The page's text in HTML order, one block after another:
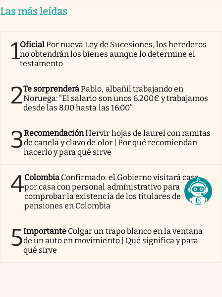
Las más leídas
1OficialPor nueva Ley de Sucesiones, los herederos
no obtendrán los bienes aunque lo determine el
testamento
2Te sorprenderáPablo, albañil trabajando en
Noruega: “El salario son unos 6.200€ y trabajamos
desde las 8:00 hasta las 16:00”
3RecomendaciónHervir hojas de laurel con ramitas
de canela y clavo de olor | Por qué recomiendan
hacerlo y para qué sirve
4Colombia Confirmado: el Gobierno visitará casa
por casa con personal administrativo para
comprobar la existencia de los titulares de
pensiones en Colombia
5Importante Colgar un trapo blanco en la ventana
de un auto en movimiento | Qué significa y para
qué sirve